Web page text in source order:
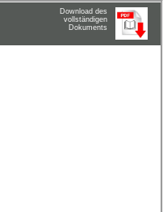
Download des
vollständigen
Dokuments